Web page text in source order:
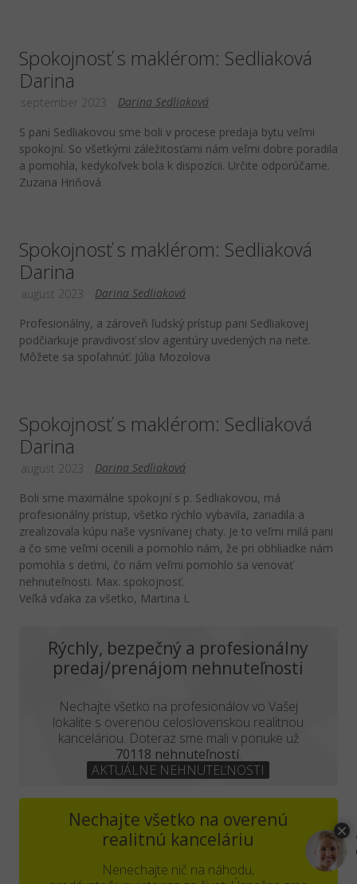
Spokojnosť s maklérom: Sedliaková
Darina
Darina Sedliaková
september 2023
S pani Sedliakovou sme boli v procese predaja bytu veľmi
spokojní. So všetkými záležitosťami nám veľmi dobre poradila
a pomohla, kedykoľvek bola k dispozícii. Určite odporúčame.
Zuzana Hriňová
Spokojnosť s maklérom: Sedliaková
Darina
Darina Sedliaková
august 2023
Profesionálny, a zároveň ľudský prístup pani Sedliakovej
podčiarkuje pravdivosť slov agentúry uvedených na nete.
Môžete sa spoľahnúť. Júlia Mozolova
Spokojnosť s maklérom: Sedliaková
Darina
Darina Sedliaková
august 2023
Boli sme maximálne spokojní s p. Sedliakovou, má
profesionálny prístup, všetko rýchlo vybavila, zariadila a
zrealizovala kúpu naše vysnívanej chaty. Je to veľmi milá pani
a čo sme veľmi ocenili a pomohlo nám, že pri obhliadke nám
pomohla s deťmi, čo nám veľmi pomohlo sa venovať
nehnuteľnosti. Max. spokojnosť.
Veľká vďaka za všetko, Martina L
Rýchly, bezpečný a profesionálny
predaj/prenájom nehnuteľnosti
Nechajte všetko na profesionálov vo Vašej
lokalite s overenou celoslovenskou realitnou
kanceláriou. Doteraz sme mali v ponuke už
70118 nehnuteľností.
AKTUÁLNE NEHNUTEĽNOSTI
Nechajte všetko na overenú
realitnú kanceláriu
Nenechajte nič na náhodu,